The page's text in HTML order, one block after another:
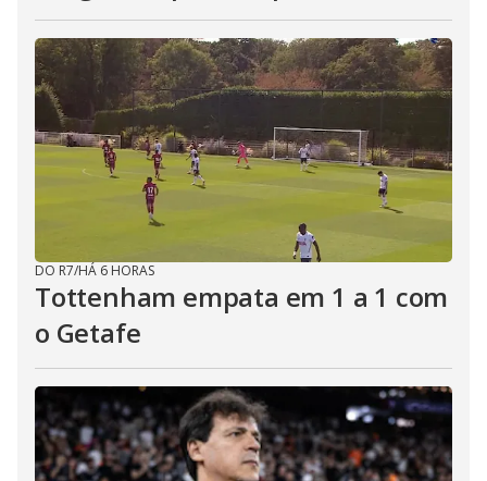
DO R7/HÁ 6 HORAS
Tottenham empata em 1 a 1 com
o Getafe